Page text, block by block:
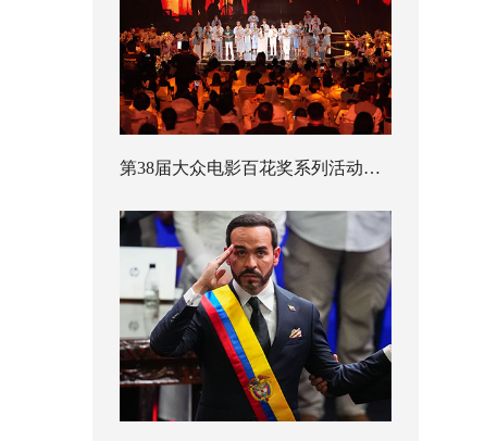
第38届大众电影百花奖系列活动开幕